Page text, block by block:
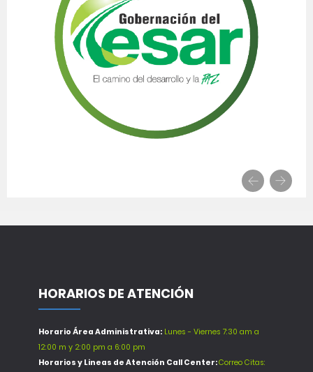
HORARIOS DE ATENCIÓN
Horario Área Administrativa: Lunes - Viernes 7:30 am a
12:00 m y 2:00 pm a 6:00 pm
Horarios y Lineas de Atención Call Center:Correo Citas: